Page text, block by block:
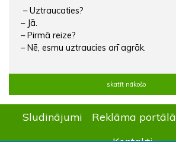
– Uztraucaties?
– Jā.
– Pirmā reize?
– Nē, esmu uztraucies arī agrāk.
skatīt nākošo
Sludinājumi Reklāma portālā